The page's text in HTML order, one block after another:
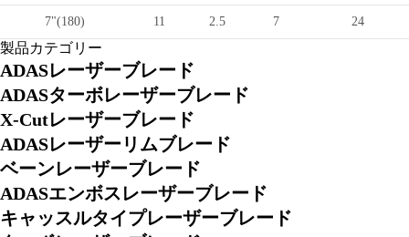
7"(180) 11 2.5 7 24
製品カテゴリー
ADASレーザーブレード
ADASターボレーザーブレード
X-Cutレーザーブレード
ADASレーザーリムブレード
ベーンレーザーブレード
ADASエンボスレーザーブレード
キャッスルタイプレーザーブレード